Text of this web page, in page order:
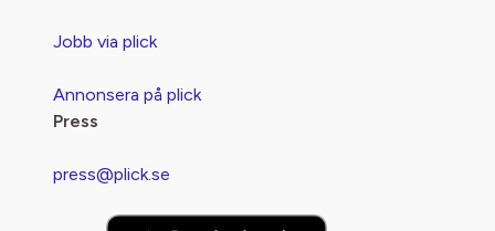
Jobb via plick
Annonsera på plick
Press
press@plick.se